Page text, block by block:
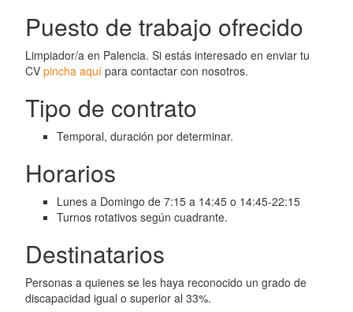
Puesto de trabajo ofrecido
Limpiador/a en Palencia. Si estás interesado en enviar tu
CV pincha aquí para contactar con nosotros.
Tipo de contrato
Temporal, duración por determinar.
Horarios
Lunes a Domingo de 7:15 a 14:45 o 14:45-22:15
Turnos rotativos según cuadrante.
Destinatarios
Personas a quienes se les haya reconocido un grado de
discapacidad igual o superior al 33%.